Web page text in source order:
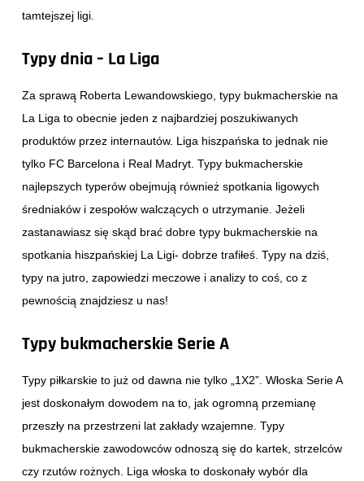
tamtejszej ligi.
Typy dnia – La Liga
Za sprawą Roberta Lewandowskiego, typy bukmacherskie na
La Liga to obecnie jeden z najbardziej poszukiwanych
produktów przez internautów. Liga hiszpańska to jednak nie
tylko FC Barcelona i Real Madryt. Typy bukmacherskie
najlepszych typerów obejmują również spotkania ligowych
średniaków i zespołów walczących o utrzymanie. Jeżeli
zastanawiasz się skąd brać dobre typy bukmacherskie na
spotkania hiszpańskiej La Ligi- dobrze trafiłeś. Typy na dziś,
typy na jutro, zapowiedzi meczowe i analizy to coś, co z
pewnością znajdziesz u nas!
Typy bukmacherskie Serie A
Typy piłkarskie to już od dawna nie tylko „1X2”. Włoska Serie A
jest doskonałym dowodem na to, jak ogromną przemianę
przeszły na przestrzeni lat zakłady wzajemne. Typy
bukmacherskie zawodowców odnoszą się do kartek, strzelców
czy rzutów rożnych. Liga włoska to doskonały wybór dla